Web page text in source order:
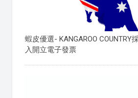
蝦皮優選- KANGAROO COUNTRY
入開立電子發票